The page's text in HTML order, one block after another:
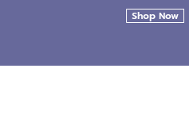
Shop Now